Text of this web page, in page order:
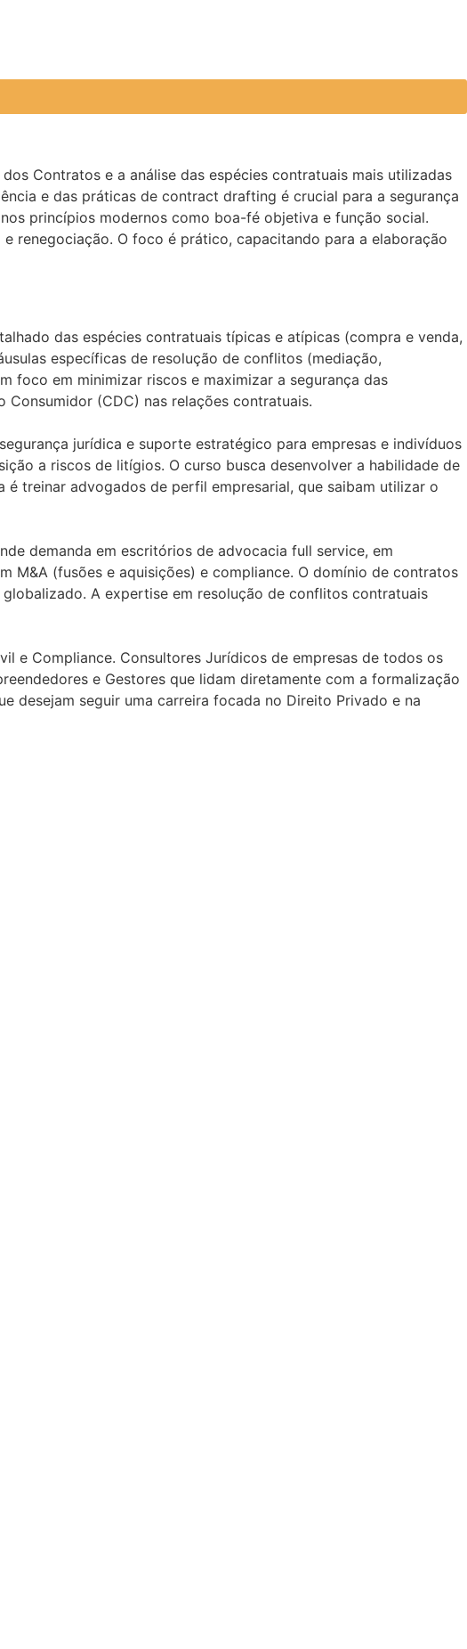
Contratos e a análise das espécies contratuais mais utilizadas
e das práticas de contract drafting é crucial para a segurança
princípios modernos como boa-fé objetiva e função social.
renegociação. O foco é prático, capacitando para a elaboração
das espécies contratuais típicas e atípicas (compra e venda,
específicas de resolução de conflitos (mediação,
foco em minimizar riscos e maximizar a segurança das
(CDC) nas relações contratuais.
jurídica e suporte estratégico para empresas e indivíduos
a riscos de litígios. O curso busca desenvolver a habilidade de
treinar advogados de perfil empresarial, que saibam utilizar o
demanda em escritórios de advocacia full service, em
M&A (fusões e aquisições) e compliance. O domínio de contratos
A expertise em resolução de conflitos contratuais
e Compliance. Consultores Jurídicos de empresas de todos os
e Gestores que lidam diretamente com a formalização
desejam seguir uma carreira focada no Direito Privado e na